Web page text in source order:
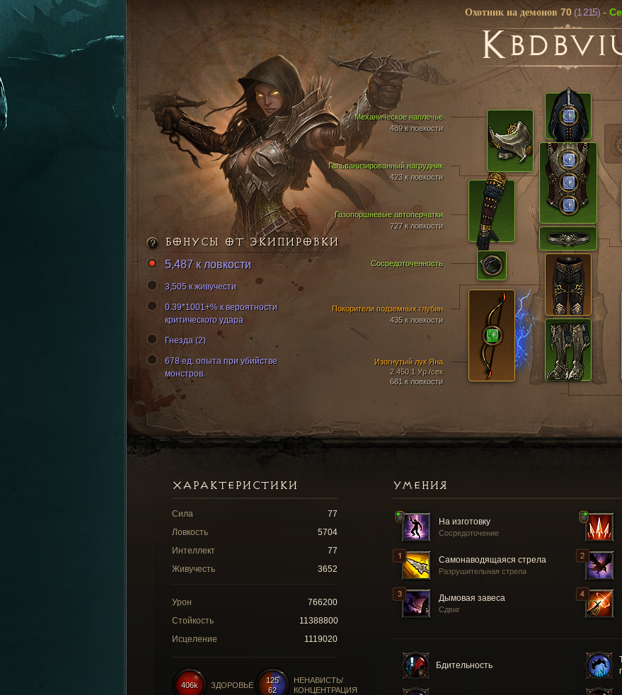
Охотник на демонов70 (1 215) -
K
Гальванизированный нагрудник
423 к ловкости
Газопоршневые автоперчатки
727 к ловкости
Механическое наплечье
489 к ловкости
Покорители подземных глубин
435 к ловкости
Изогнутый лук Яна
2 450,1 Ур./сек
681 к ловкости
Сосредоточенность
БОНУСЫ ОТ ЭКИПИРОВКИ
5,487 к ловкости
3,505 к живучести
0.39*1001+% к вероятности
критического удара
Гнезда (2)
678 ед. опыта при убийстве
монстров.
УМЕНИЯ
На изготовку
Сосредоточение
Самонаводящаяся стрела
Разрушительная стрела
Дымовая завеса
Сдвиг
Бдительность
ХАРАКТЕРИСТИКИ
Сила
77
Ловкость
5704
Интеллект
77
Живучесть
3652
Урон
766200
Стойкость
11388800
Исцеление
1119020
125
62
НЕНАВИСТЬ/
КОНЦЕНТРАЦИЯ
406k ЗДОРОВЬЕ